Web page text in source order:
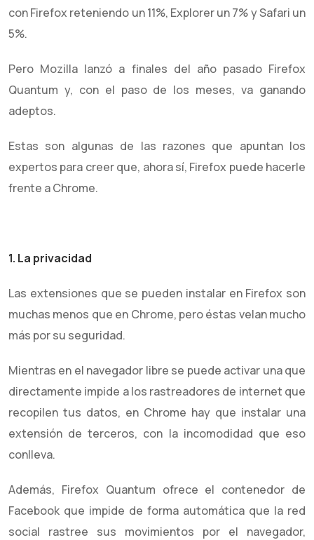
con Firefox reteniendo un 11%, Explorer un 7% y Safari un
5%.
Pero Mozilla lanzó a finales del año pasado Firefox
Quantum y, con el paso de los meses, va ganando
adeptos.
Estas son algunas de las razones que apuntan los
expertos para creer que, ahora sí, Firefox puede hacerle
frente a Chrome.
1. La privacidad
Las extensiones que se pueden instalar en Firefox son
muchas menos que en Chrome, pero éstas velan mucho
más por su seguridad.
Mientras en el navegador libre se puede activar una que
directamente impide a los rastreadores de internet que
recopilen tus datos, en Chrome hay que instalar una
extensión de terceros, con la incomodidad que eso
conlleva.
Además, Firefox Quantum ofrece el contenedor de
Facebook que impide de forma automática que la red
social rastree sus movimientos por el navegador,